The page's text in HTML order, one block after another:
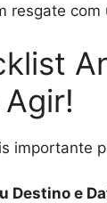
resgate
importante
Destino e